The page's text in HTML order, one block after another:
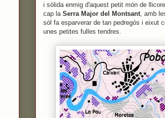
i sòlida enmig d'aquest petit món de
cap la Serra Major del Montsant, amb
sòl fa esparverar de tan pedregós i eixut
unes petites fulles tendres.